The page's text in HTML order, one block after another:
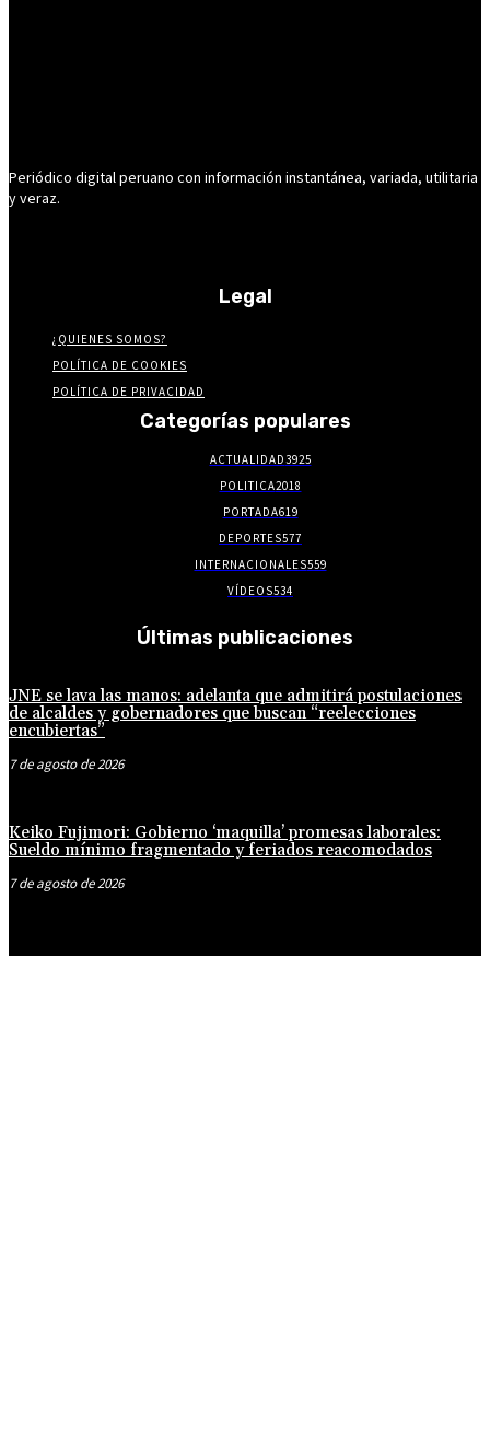
Periódico digital peruano con información instantánea, variada, utilitaria
y veraz.
Legal
¿QUIENES SOMOS?
POLÍTICA DE COOKIES
POLÍTICA DE PRIVACIDAD
Categorías populares
ACTUALIDAD3925
POLITICA2018
PORTADA619
DEPORTES577
INTERNACIONALES559
VÍDEOS534
Últimas publicaciones
JNE se lava las manos: adelanta que admitirá postulaciones
de alcaldes y gobernadores que buscan “reelecciones
encubiertas”
7 de agosto de 2026
Keiko Fujimori: Gobierno ‘maquilla’ promesas laborales:
Sueldo mínimo fragmentado y feriados reacomodados
7 de agosto de 2026